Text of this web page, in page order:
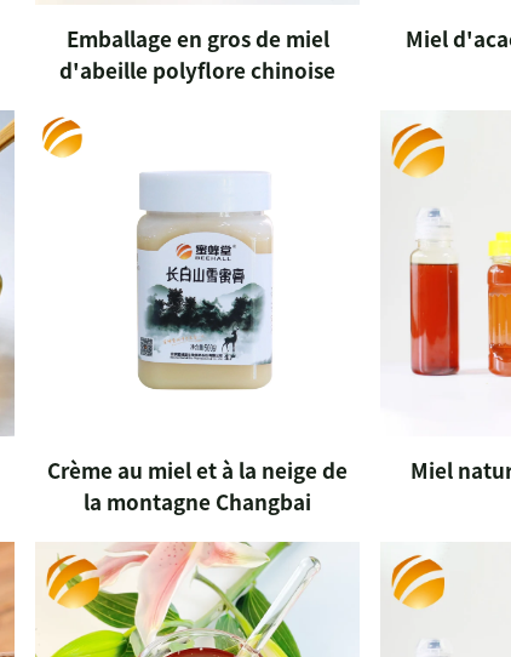
Emballage en gros de miel
d'abeille polyflore chinoise
Miel
Crème au miel et à la neige de
la montagne Changbai
Miel